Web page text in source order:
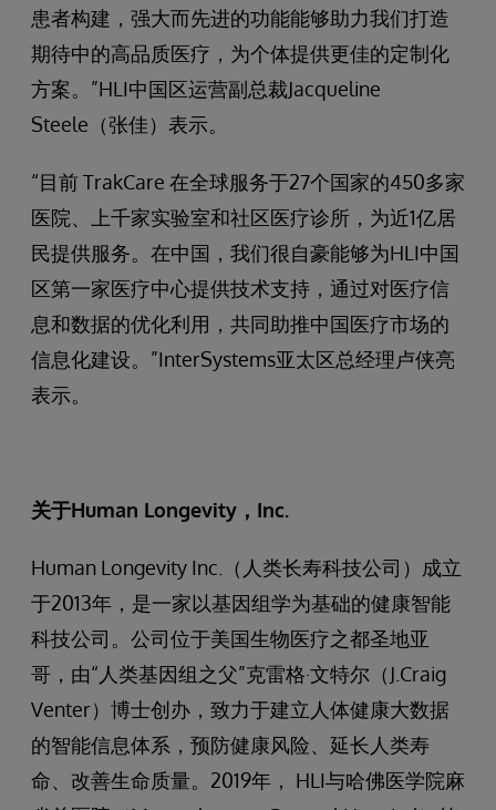
患者构建，强大而先进的功能能够助力我们打造
期待中的高品质医疗，为个体提供更佳的定制化
方案。”HLI中国区运营副总裁Jacqueline
Steele（张佳）表示。
“目前 TrakCare 在全球服务于27个国家的450多家
医院、上千家实验室和社区医疗诊所，为近1亿居
民提供服务。在中国，我们很自豪能够为HLI中国
区第一家医疗中心提供技术支持，通过对医疗信
息和数据的优化利用，共同助推中国医疗市场的
信息化建设。”InterSystems亚太区总经理卢侠亮
表示。
关于Human Longevity ， Inc.
Human Longevity Inc.（人类长寿科技公司）成立
于2013年，是一家以基因组学为基础的健康智能
科技公司。公司位于美国生物医疗之都圣地亚
哥，由“人类基因组之父”克雷格·文特尔（J.Craig
Venter）博士创办，致力于建立人体健康大数据
的智能信息体系，预防健康风险、延长人类寿
命、改善生命质量。2019年， HLI与哈佛医学院麻